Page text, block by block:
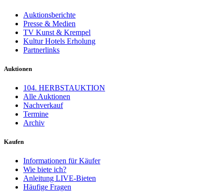
Auktionsberichte
Presse & Medien
TV Kunst & Krempel
Kultur Hotels Erholung
Partnerlinks
Auktionen
104. HERBSTAUKTION
Alle Auktionen
Nachverkauf
Termine
Archiv
Kaufen
Informationen für Käufer
Wie biete ich?
Anleitung LIVE-Bieten
Häufige Fragen